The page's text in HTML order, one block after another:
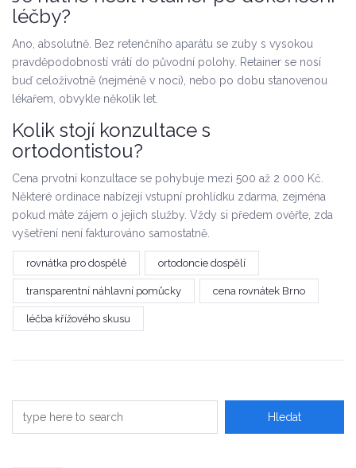
léčby?
Ano, absolutně. Bez retenčního aparátu se zuby s vysokou
pravděpodobností vrátí do původní polohy. Retainer se nosí
buď celoživotně (nejméně v noci), nebo po dobu stanovenou
lékařem, obvykle několik let.
Kolik stojí konzultace s
ortodontistou?
Cena prvotní konzultace se pohybuje mezi 500 až 2 000 Kč.
Některé ordinace nabízejí vstupní prohlídku zdarma, zejména
pokud máte zájem o jejich služby. Vždy si předem ověřte, zda
vyšetření není fakturováno samostatně.
rovnátka pro dospělé ortodoncie dospělí
transparentní náhlavní pomůcky cena rovnátek Brno
léčba křížového skusu